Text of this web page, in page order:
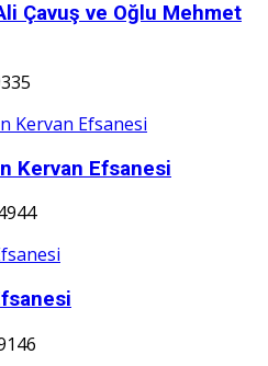
Çavuş ve Oğlu Mehmet
Kervan Efsanesi